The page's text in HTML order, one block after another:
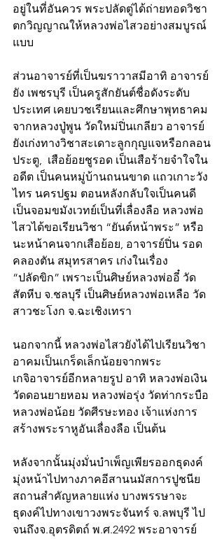
อยู่ในที่อันควร พระปลัดตู่ได้ถ่ายทอดวิชา
ตกวิญญาณให้หลวงพ่อไสวอย่างสมบูรณ์
แบบ
ส่วนอาจารย์ที่เป็นฆราวาสมีอาทิ อาจารย์
ยัง เพชรบุรี เป็นครูสักยันต์ชื่อดังระดับ
ประเทศ เคยบวชเรียนและศึกษาพุทธาคม
จากหลวงปู่พูน วัดใหม่ปิ่นเกลียว อาจารย์
ยังเก่งทางวิชาสะเดาะลูกกุญแจหรือกลอน
ประตู,  เสือย้อยชูรอด เป็นเสือร้ายจำใจใน
อดีต เป็นคนหมู่บ้านถนนขาด แถวเกาะวัง
ไทร นครปฐม ตอนหลังกลับใจเป็นคนดี
เป็นจอมขมังเวทย์เป็นที่เลื่องลือ หลวงพ่อ
ไสวได้ขอเรียนวิชา “ยันต์หน้าพระ” หรือ
นะหน้าคนจากเสือย้อย, อาจารย์ปิ่น รอด
คลองตัน สมุทรสาคร เก่งในเรื่อง
“ปลัดขิก” เพราะเป็นศิษย์หลวงพ่ออี๋ วัด
สัตหีบ จ.ชลบุรี เป็นศิษย์หลวงพ่อเหลือ วัด
สาวชะโงก จ.ฉะเชิงเทรา
นอกจากนี้ หลวงพ่อไสวยังได้ไปเรียนวิชา
อาคมเป็นเกร็ดเล็กน้อยจากพระ
เกจิอาจารย์อีกหลายรูป อาทิ หลวงพ่อเงิน
วัดดอนยายหอม หลวงพ่อรุ่ง วัดท่ากระบือ
หลวงพ่อน้อย วัดศีรษะทอง เจ้าแห่งการ
สร้างพระราหูอันเลื่องลือ เป็นต้น
หลังจากนั้นมุ่งมั่นบำเพ็ญเพียรออกธุดงค์
มุ่งหน้าไปทางภาคอีสานนมัสการปูชนีย
สถานสำคัญหลายแห่ง บางพรรษาจะ
ธุดงค์ไปทางเขาวงพระจันทร์ จ.ลพบุรี ไป
จนถึงจ.อุตรดิตถ์ พ.ศ.2492 พระอาจารย์